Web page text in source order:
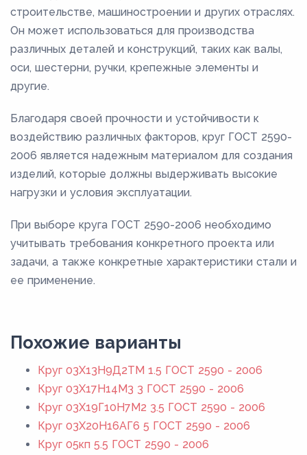
строительстве, машиностроении и других отраслях.
Он может использоваться для производства
различных деталей и конструкций, таких как валы,
оси, шестерни, ручки, крепежные элементы и
другие.
Благодаря своей прочности и устойчивости к
воздействию различных факторов, круг ГОСТ 2590-
2006 является надежным материалом для создания
изделий, которые должны выдерживать высокие
нагрузки и условия эксплуатации.
При выборе круга ГОСТ 2590-2006 необходимо
учитывать требования конкретного проекта или
задачи, а также конкретные характеристики стали и
ее применение.
Похожие варианты
Круг 03Х13Н9Д2ТМ 1.5 ГОСТ 2590 - 2006
Круг 03Х17Н14М3 3 ГОСТ 2590 - 2006
Круг 03Х19Г10Н7М2 3.5 ГОСТ 2590 - 2006
Круг 03Х20Н16АГ6 5 ГОСТ 2590 - 2006
Круг 05кп 5.5 ГОСТ 2590 - 2006